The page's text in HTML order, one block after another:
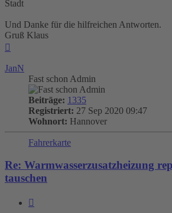
Stadt
Und Danke für die hilfreichen Antworten.
Gruß Klaus
JanN
Fast schon Admin
Beiträge: 1335
Registriert: 27 Sep 2020 09:47
Wohnort: Hannover
Fahrerkarte
Re: Warmwasserzusatzheizung
tauschen